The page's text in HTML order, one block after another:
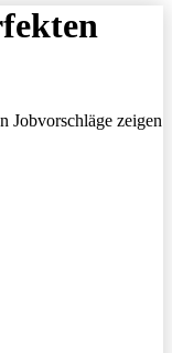
Jobvorschläge zeigen